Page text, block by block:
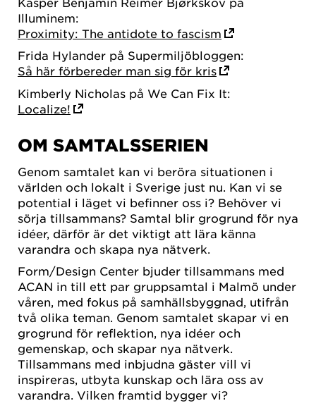
Illuminem:
Proximity: The antidote to fascism
Frida Hylander på Supermiljöbloggen:
Så här förbereder man sig för kris
Kimberly Nicholas på We Can Fix It:
Localize!
OM SAMTALSSERIEN
Genom samtalet kan vi beröra situationen i
världen och lokalt i Sverige just nu. Kan vi se
potential i läget vi befinner oss i? Behöver vi
sörja tillsammans? Samtal blir grogrund för nya
idéer, därför är det viktigt att lära känna
varandra och skapa nya nätverk.
Form/Design Center bjuder tillsammans med
ACAN in till ett par gruppsamtal i Malmö under
våren, med fokus på samhällsbyggnad, utifrån
två olika teman. Genom samtalet skapar vi en
grogrund för reflektion, nya idéer och
gemenskap, och skapar nya nätverk.
Tillsammans med inbjudna gäster vill vi
inspireras, utbyta kunskap och lära oss av
varandra. Vilken framtid bygger vi?